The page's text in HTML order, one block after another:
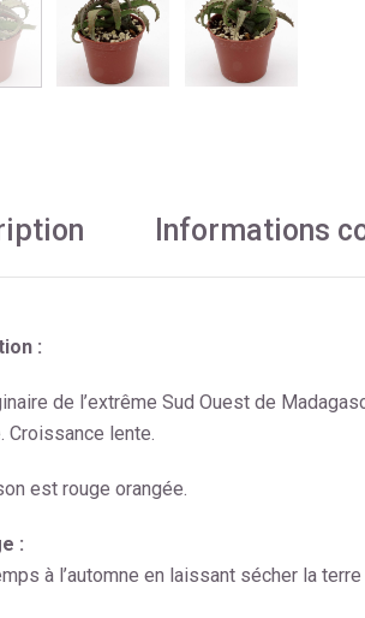
Informations
:
de l’extrême Sud Ouest de
Croissance lente.
est rouge orangée.
:
à l’automne en laissant sécher la